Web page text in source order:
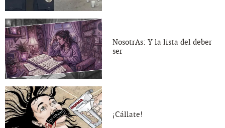
NosotrAs: Y la lista del deber
ser
¡Cállate!